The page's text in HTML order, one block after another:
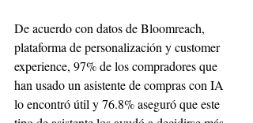
De acuerdo con datos de Bloomreach,
plataforma de personalización y customer
experience, 97% de los compradores que
han usado un asistente de compras con IA
lo encontró útil y 76.8% aseguró que este